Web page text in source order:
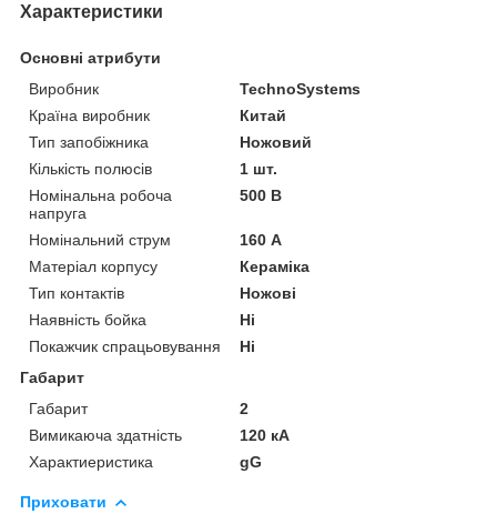
Характеристики
Основні атрибути
Виробник
TechnoSystems
Країна виробник
Китай
Тип запобіжника
Ножовий
Кількість полюсів
1 шт.
Номінальна робоча
напруга
500 В
Номінальний струм
160 А
Матеріал корпусу
Кераміка
Тип контактів
Ножові
Наявність бойка
Ні
Покажчик спрацьовування
Ні
Габарит
Габарит
2
Вимикаюча здатність
120 кА
Характиеристика
gG
Приховати